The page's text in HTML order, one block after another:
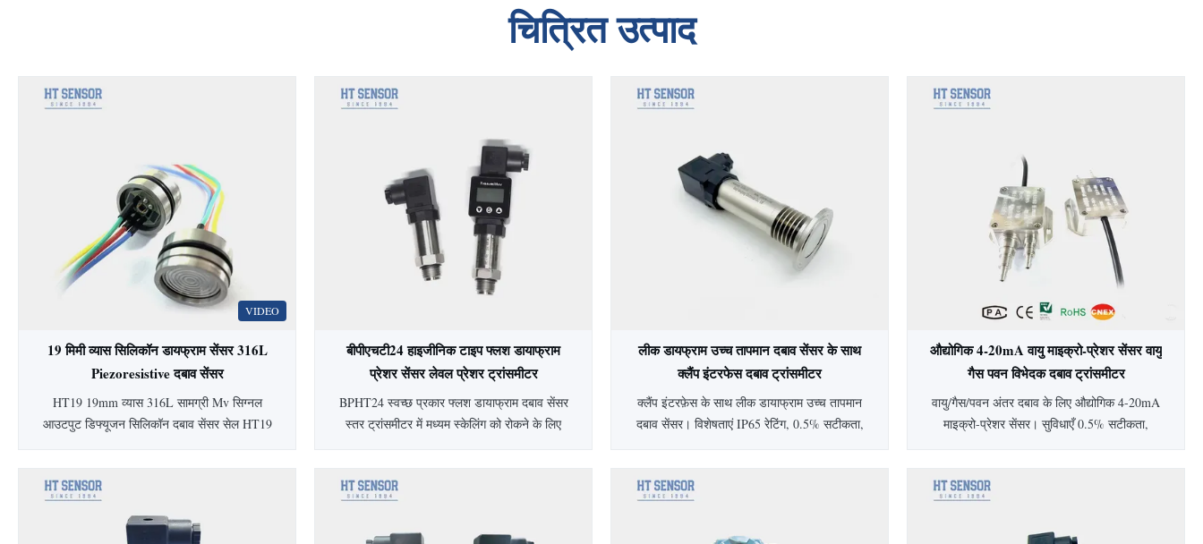
चित्रित उत्पाद
VIDEO
19 मिमी व्यास सिलिकॉन डायफ्राम सेंसर 316L
Piezoresistive दबाव सेंसर
HT19 19mm व्यास 316L सामग्री Mv सिग्नल
आउटपुट डिफ्यूजन सिलिकॉन दबाव सेंसर सेल HT19
दबाव सेंसर, मुख्य घटक उच्च स्थिरता फैला प्रतिबिंब
स्टेनलेस स्टील डायफ्राम से सें...
बीपीएचटी24 हाइजीनिक टाइप फ्लश डायाफ्राम
प्रेशर सेंसर लेवल प्रेशर ट्रांसमीटर
BPHT24 स्वच्छ प्रकार फ्लश डायाफ्राम दबाव सेंसर
स्तर ट्रांसमीटर में मध्यम स्केलिंग को रोकने के लिए
स्टील निर्माण के साथ, यह चिकित्सा,
है। अनुकूलन योग्य दबाव प्रकार और आउटपुट
लीक डायफ्राम उच्च तापमान दबाव सेंसर के साथ
क्लैंप इंटरफेस दबाव ट्रांसमीटर
क्लैंप इंटरफ़ेस के साथ लीक डायाफ्राम उच्च तापमान
दबाव सेंसर। विशेषताएं IP65 रेटिंग, 0.5% सटीकता,
स्वच्छ अनुप्रयोगों के लिए आदर्श।
औद्योगिक 4-20mA वायु माइक्रो-प्रेशर सेंसर वायु
गैस पवन विभेदक दबाव ट्रांसमीटर
वायु/गैस/पवन अंतर दबाव के लिए औद्योगिक 4-20mA
माइक्रो-प्रेशर सेंसर। सुविधाएँ 0.5% सटीकता,
साल की वारंटी, बॉयलर, खनन, शराब बनाने और